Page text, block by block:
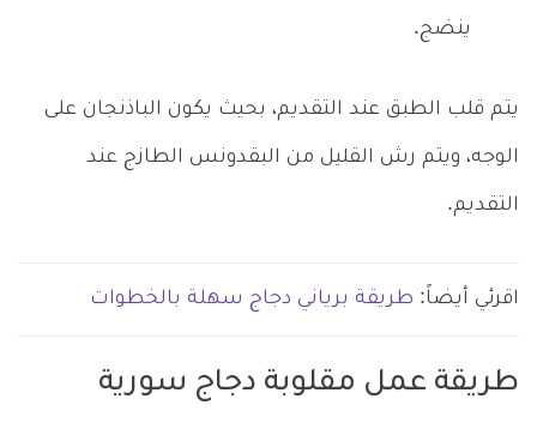
ينضج.
يتم قلب الطبق عند التقديم، بحيث يكون الباذنجان على
الوجه، ويتم رش القليل من البقدونس الطازج عند
التقديم.
اقرئي أيضاً: طريقة برياني دجاج سهلة بالخطوات
طريقة عمل مقلوبة دجاج سورية